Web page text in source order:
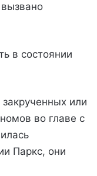
в состоянии
или
во главе с
Паркс, они